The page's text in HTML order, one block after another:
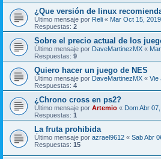
¿Que versión de linux
Último mensaje por Reli « Mar Oct 15,
Respuestas: 2
Sobre el precio actual de los
Último mensaje por DaveMartinezMX «
Respuestas: 9
Quiero hacer un juego de NES
Último mensaje por DaveMartinezMX « Vie
Respuestas: 4
¿Chrono cross en ps2?
Último mensaje por Artemio « Dom Abr
Respuestas: 1
La fruta prohibida
Último mensaje por azrael9612 « Sab Abr
Respuestas: 15